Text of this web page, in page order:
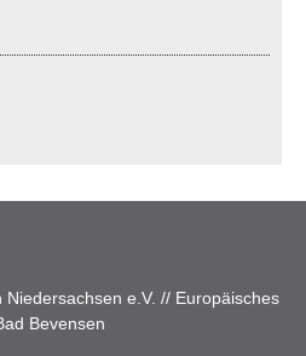
e.V. // Europäisches
Bevensen